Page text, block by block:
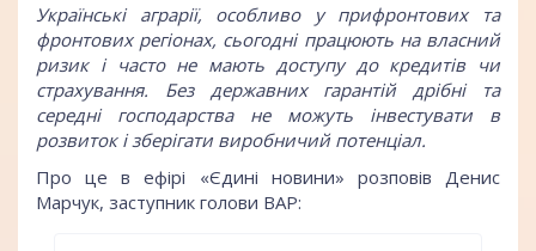
Українські аграрії, особливо у прифронтових та
фронтових регіонах, сьогодні працюють на власний
ризик і часто не мають доступу до кредитів чи
страхування. Без державних гарантій дрібні та
середні господарства не можуть інвестувати в
розвиток і зберігати виробничий потенціал.
Про це в ефірі «Єдині новини» розповів Денис
Марчук, заступник голови ВАР: